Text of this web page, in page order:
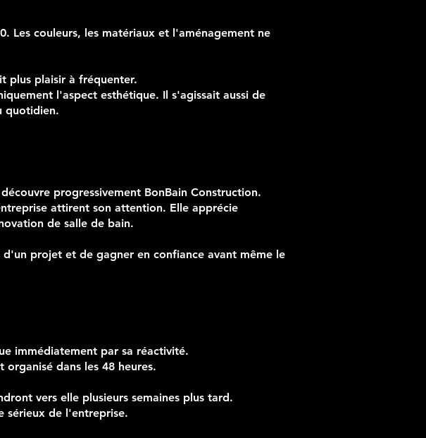
Les couleurs, les matériaux et l'aménagement ne
plus plaisir à fréquenter.
l'aspect esthétique. Il s'agissait aussi de
quotidien.
progressivement BonBain Construction.
attirent son attention. Elle apprécie
de salle de bain.
projet et de gagner en confiance avant même le
immédiatement par sa réactivité.
dans les 48 heures.
vers elle plusieurs semaines plus tard.
sérieux de l'entreprise.